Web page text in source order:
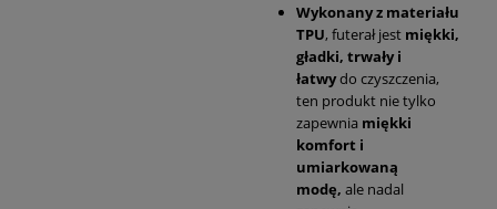
Wykonany z materiału
TPU, futerał jest miękki,
gładki, trwały i
łatwydo czyszczenia,
ten produkt nie tylko
zapewnia miękki
komfort i
umiarkowaną
modę, ale nadal